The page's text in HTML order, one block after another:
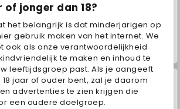
of jonger dan 18?
het belangrijk is dat minderjarigen op
gebruik maken van het internet. We
ook als onze verantwoordelijkheid
te maken en inhoud te
leeftijdsgroep past. Als je aangeeft
jaar of ouder bent, zal je daarom
advertenties te zien krijgen die
een oudere doelgroep.
Studio Hidden Object: Street of Secrets